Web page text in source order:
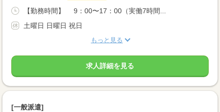
【勤務時間】 9：00〜17：00（実働7時間...
土曜日 日曜日 祝日
もっと見る
求人詳細を見る
[一般派遣]